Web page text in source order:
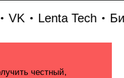
Lenta Tech